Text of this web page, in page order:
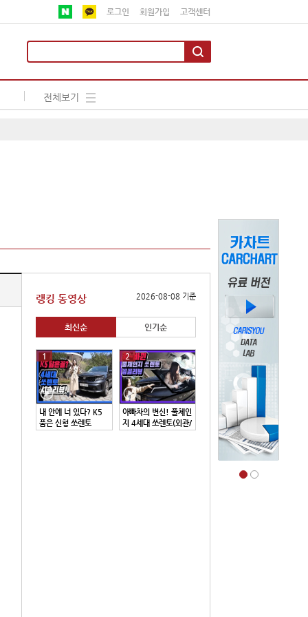
로그인 회원가입 고객센터
전체보기
랭킹 동영상 2026-08-08 기준
최신순 인기순
1
내 안에 너 있다? K5
품은 신형 쏘렌토
2
아빠차의 변신! 풀체인
지 4세대 쏘렌토(외관/